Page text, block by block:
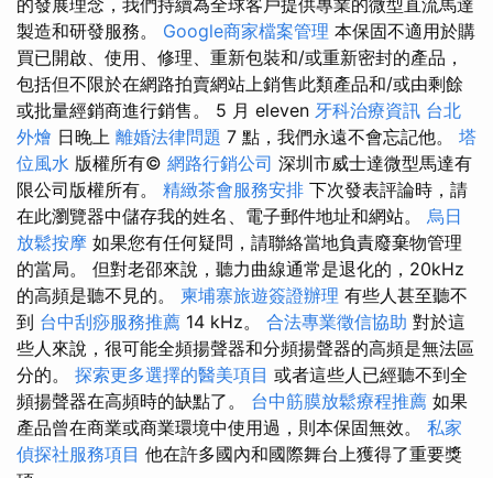
的發展理念，我們持續為全球客戶提供專業的微型直流馬達
製造和研發服務。 Google商家檔案管理 本保固不適用於購
買已開啟、使用、修理、重新包裝和/或重新密封的產品，
包括但不限於在網路拍賣網站上銷售此類產品和/或由剩餘
或批量經銷商進行銷售。 5 月 eleven 牙科治療資訊 台北
外燴 日晚上 離婚法律問題 7 點，我們永遠不會忘記他。 塔
位風水 版權所有© 網路行銷公司 深圳市威士達微型馬達有
限公司版權所有。 精緻茶會服務安排 下次發表評論時，請
在此瀏覽器中儲存我的姓名、電子郵件地址和網站。 烏日
放鬆按摩 如果您有任何疑問，請聯絡當地負責廢棄物管理
的當局。 但對老邵來說，聽力曲線通常是退化的，20kHz
的高頻是聽不見的。 柬埔寨旅遊簽證辦理 有些人甚至聽不
到 台中刮痧服務推薦 14 kHz。 合法專業徵信協助 對於這
些人來說，很可能全頻揚聲器和分頻揚聲器的高頻是無法區
分的。 探索更多選擇的醫美項目 或者這些人已經聽不到全
頻揚聲器在高頻時的缺點了。 台中筋膜放鬆療程推薦 如果
產品曾在商業或商業環境中使用過，則本保固無效。 私家
偵探社服務項目 他在許多國內和國際舞台上獲得了重要獎